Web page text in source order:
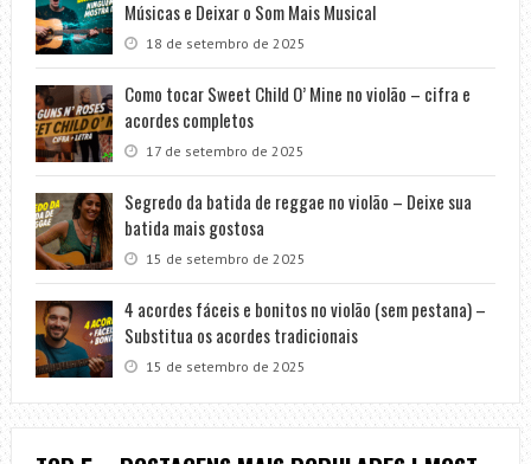
Músicas e Deixar o Som Mais Musical
18 de setembro de 2025
Como tocar Sweet Child O’ Mine no violão – cifra e
acordes completos
17 de setembro de 2025
Segredo da batida de reggae no violão – Deixe sua
batida mais gostosa
15 de setembro de 2025
4 acordes fáceis e bonitos no violão (sem pestana) –
Substitua os acordes tradicionais
15 de setembro de 2025